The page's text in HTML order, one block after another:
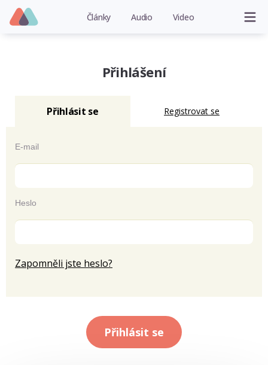
Články Audio Video
Přihlášení
Přihlásit se Registrovat se
E-mail
Heslo
Zapomněli jste heslo?
Přihlásit se